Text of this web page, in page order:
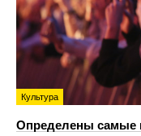
Культура
Определены самые